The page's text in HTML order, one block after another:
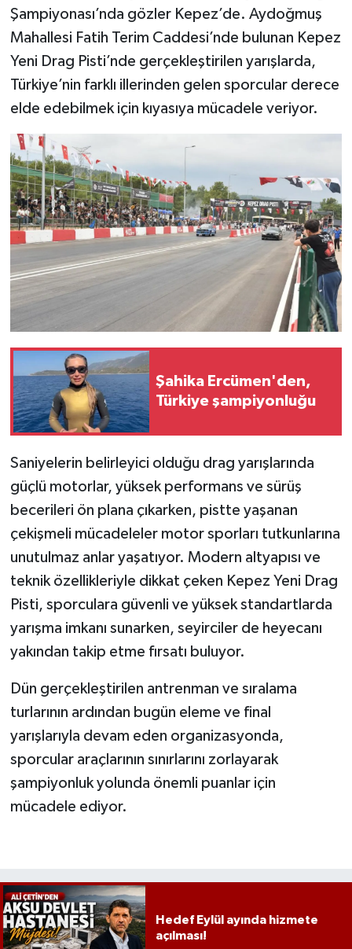
Şampiyonası’nda gözler Kepez’de. Aydoğmuş
Mahallesi Fatih Terim Caddesi’nde bulunan Kepez
Yeni Drag Pisti’nde gerçekleştirilen yarışlarda,
Türkiye’nin farklı illerinden gelen sporcular derece
elde edebilmek için kıyasıya mücadele veriyor.
Şahika Ercümen'den,
Türkiye şampiyonluğu
Saniyelerin belirleyici olduğu drag yarışlarında
güçlü motorlar, yüksek performans ve sürüş
becerileri ön plana çıkarken, pistte yaşanan
çekişmeli mücadeleler motor sporları tutkunlarına
unutulmaz anlar yaşatıyor. Modern altyapısı ve
teknik özellikleriyle dikkat çeken Kepez Yeni Drag
Pisti, sporculara güvenli ve yüksek standartlarda
yarışma imkanı sunarken, seyirciler de heyecanı
yakından takip etme fırsatı buluyor.
Dün gerçekleştirilen antrenman ve sıralama
turlarının ardından bugün eleme ve final
yarışlarıyla devam eden organizasyonda,
sporcular araçlarının sınırlarını zorlayarak
şampiyonluk yolunda önemli puanlar için
mücadele ediyor.
Hedef Eylül ayında hizmete
açılması!